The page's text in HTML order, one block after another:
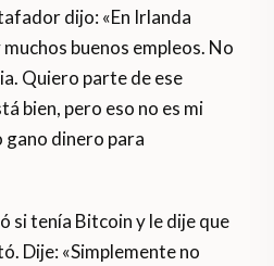
dijo: «En Irlanda
buenos empleos. No
Quiero parte de ese
bien, pero eso no es mi
gano dinero para
si tenía Bitcoin y le dije que
Dije: «Simplemente no